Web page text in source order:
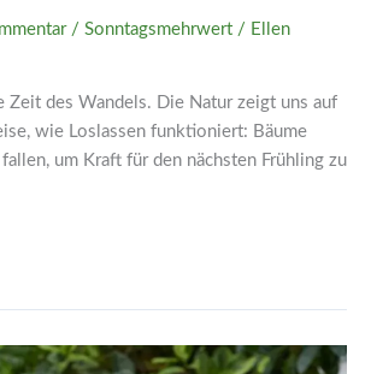
/ Sonntagsmehrwert / Ellen
Zeit des Wandels. Die Natur zeigt uns auf
wie Loslassen funktioniert: Bäume
um Kraft für den nächsten Frühling zu